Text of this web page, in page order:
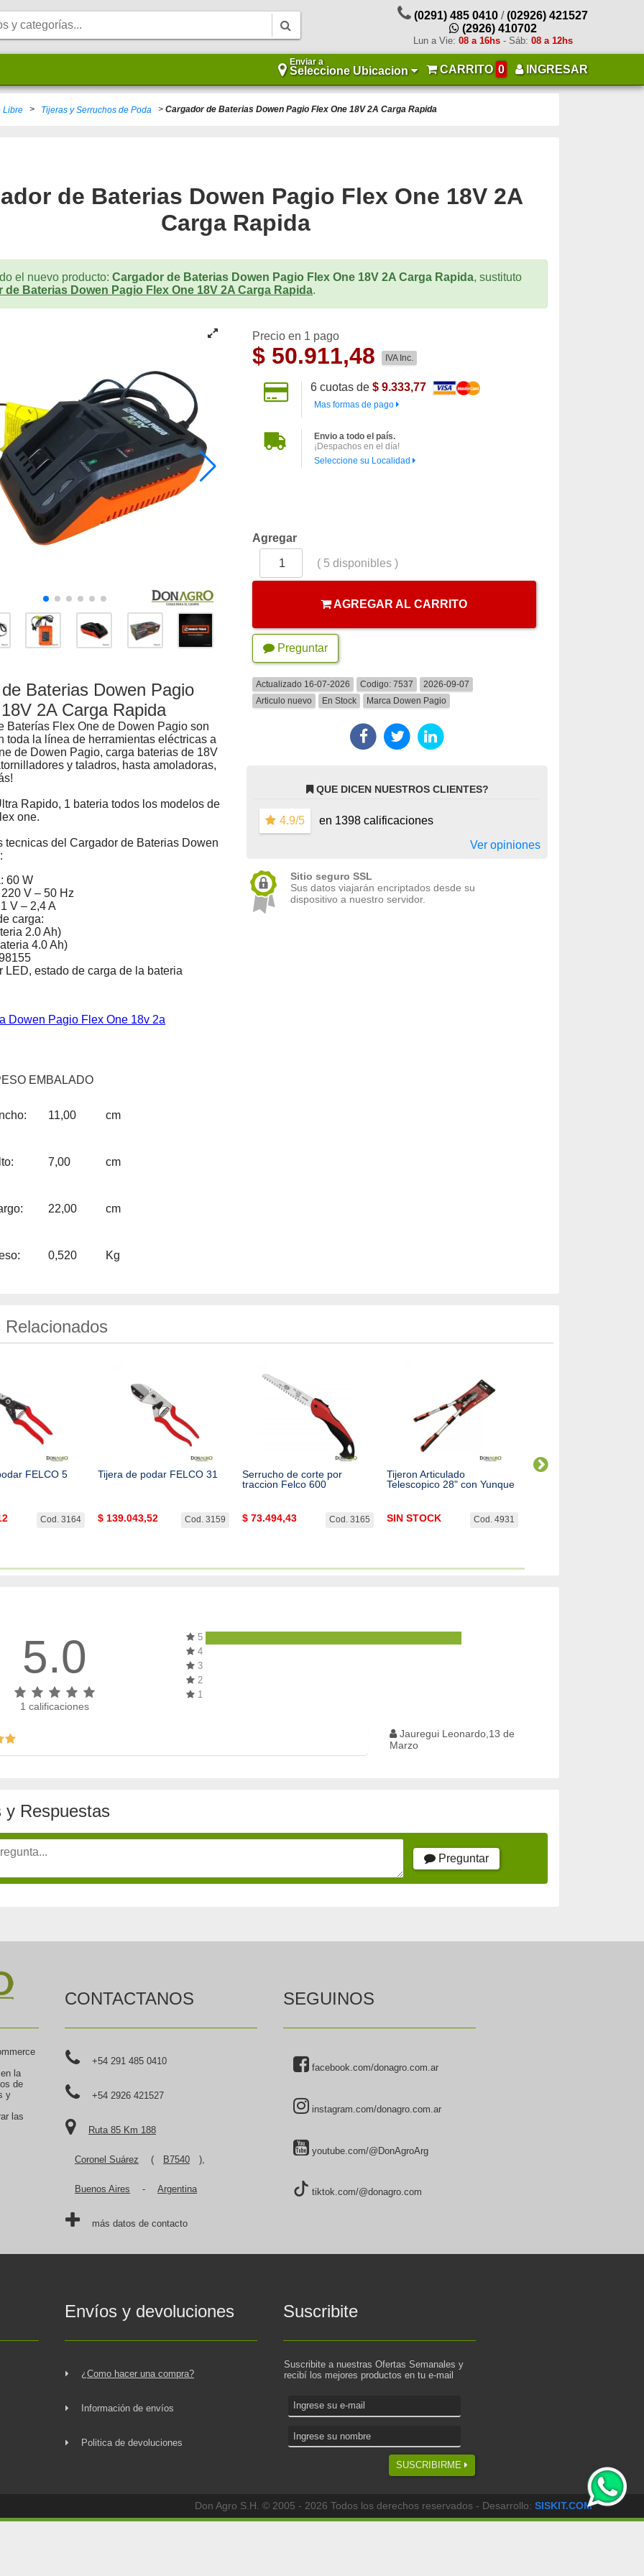
(0291) 485 0410 /(02926) 421527
(2926) 410702
Lun a Vie: 08 a 16hs- Sáb: 08 a 12hs
Enviar a
Seleccione Ubicacion CARRITO 0 INGRESAR
Libre > Tijeras y Serruchos de Poda > Cargador de Baterias Dowen Pagio Flex One 18V 2A Carga Rapida
de Baterias Dowen Pagio Flex One 18V 2A
Carga Rapida
el nuevo producto: Cargador de Baterias Dowen Pagio Flex One 18V 2A Carga Rapida, sustituto
de Baterias Dowen Pagio Flex One 18V 2A Carga Rapida.
Baterias Dowen Pagio
2A Carga Rapida
Baterías Flex One de Dowen Pagio son
toda la línea de herramientas eléctricas a
de Dowen Pagio, carga baterias de 18V
y taladros, hasta amoladoras,
Rapido, 1 bateria todos los modelos de
one.
tecnicas del Cargador de Baterias Dowen
60 W
V – 50 Hz
V – 2,4 A
carga:
2.0 Ah)
4.0 Ah)
LED, estado de carga de la bateria
Dowen Pagio Flex One 18v 2a
EMBALADO
11,00 cm
7,00 cm
22,00 cm
0,520 Kg
Precio en 1 pago
$ 50.911,48 IVA Inc.
6cuotas de $ 9.333,77
Mas formas de pago
Envio a todo el país.
¡Despachos en el día!
Seleccione su Localidad
Agregar
( 5disponibles )
AGREGAR AL CARRITO
Preguntar
Actualizado 16-07-2026 Codigo:7537
2026-09-07
Articulo nuevo
En Stock Marca Dowen Pagio
QUE DICEN NUESTROS CLIENTES?
4.9/5
en 1398 calificaciones
Ver opiniones
Sitio seguro SSL
Sus datos viajarán encriptados desde su
dispositivo a nuestro servidor.
Relacionados
FELCO 5
Cod. 3164
Tijera de podar FELCO 31
Cod. 3159
$ 139.043,52
Serrucho de corte por
traccion Felco 600
Cod. 3165
$ 73.494,43
Tijeron Articulado
Telescopico 28" con Yunque
Cod. 4931
SIN STOCK
Serrucho Biassoni de
5.0
1 calificaciones
5
4
3
2
1
Jauregui Leonardo,13 de
Marzo
y Respuestas
Preguntar
la
de
y
las
CONTACTANOS
+54 291 485 0410
+54 2926 421527
Ruta 85 Km 188
Coronel Suárez ( B7540 ),
Buenos Aires - Argentina
más datos de contacto
SEGUINOS
facebook.com/donagro.com.ar
instagram.com/donagro.com.ar
youtube.com/@DonAgroArg
tiktok.com/@donagro.com
Envíos y devoluciones
¿Como hacer una compra?
Información de envíos
Politica de devoluciones
Suscribite
Suscribite a nuestras Ofertas Semanales y
recibí los mejores productos en tu e-mail
SUSCRIBIRME
Don Agro S.H. © 2005 - 2026 Todos los derechos reservados - Desarrollo: SISKIT.COM